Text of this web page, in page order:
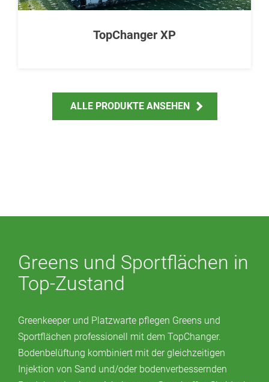
TopChanger XP
ALLE PRODUKTE ANSEHEN
Greens und Sportflächen in
Top-Zustand
Greenkeeper und Platzwarte pflegen Greens und
Sportflächen professionell mit dem TopChanger.
Bodenbelüftung kombiniert mit der gleichzeitigen
Injektion von Sand und/oder bodenverbessernden